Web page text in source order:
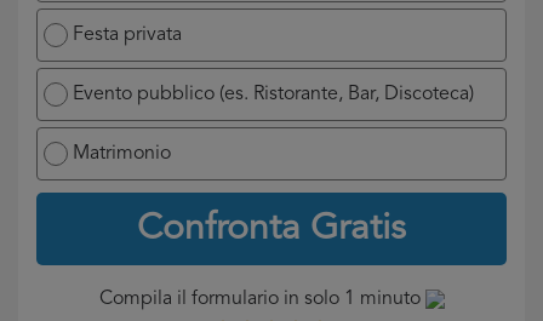
Festa privata
Evento pubblico (es. Ristorante, Bar, Discoteca)
Matrimonio
Confronta Gratis
Compila il formulario in solo 1 minuto